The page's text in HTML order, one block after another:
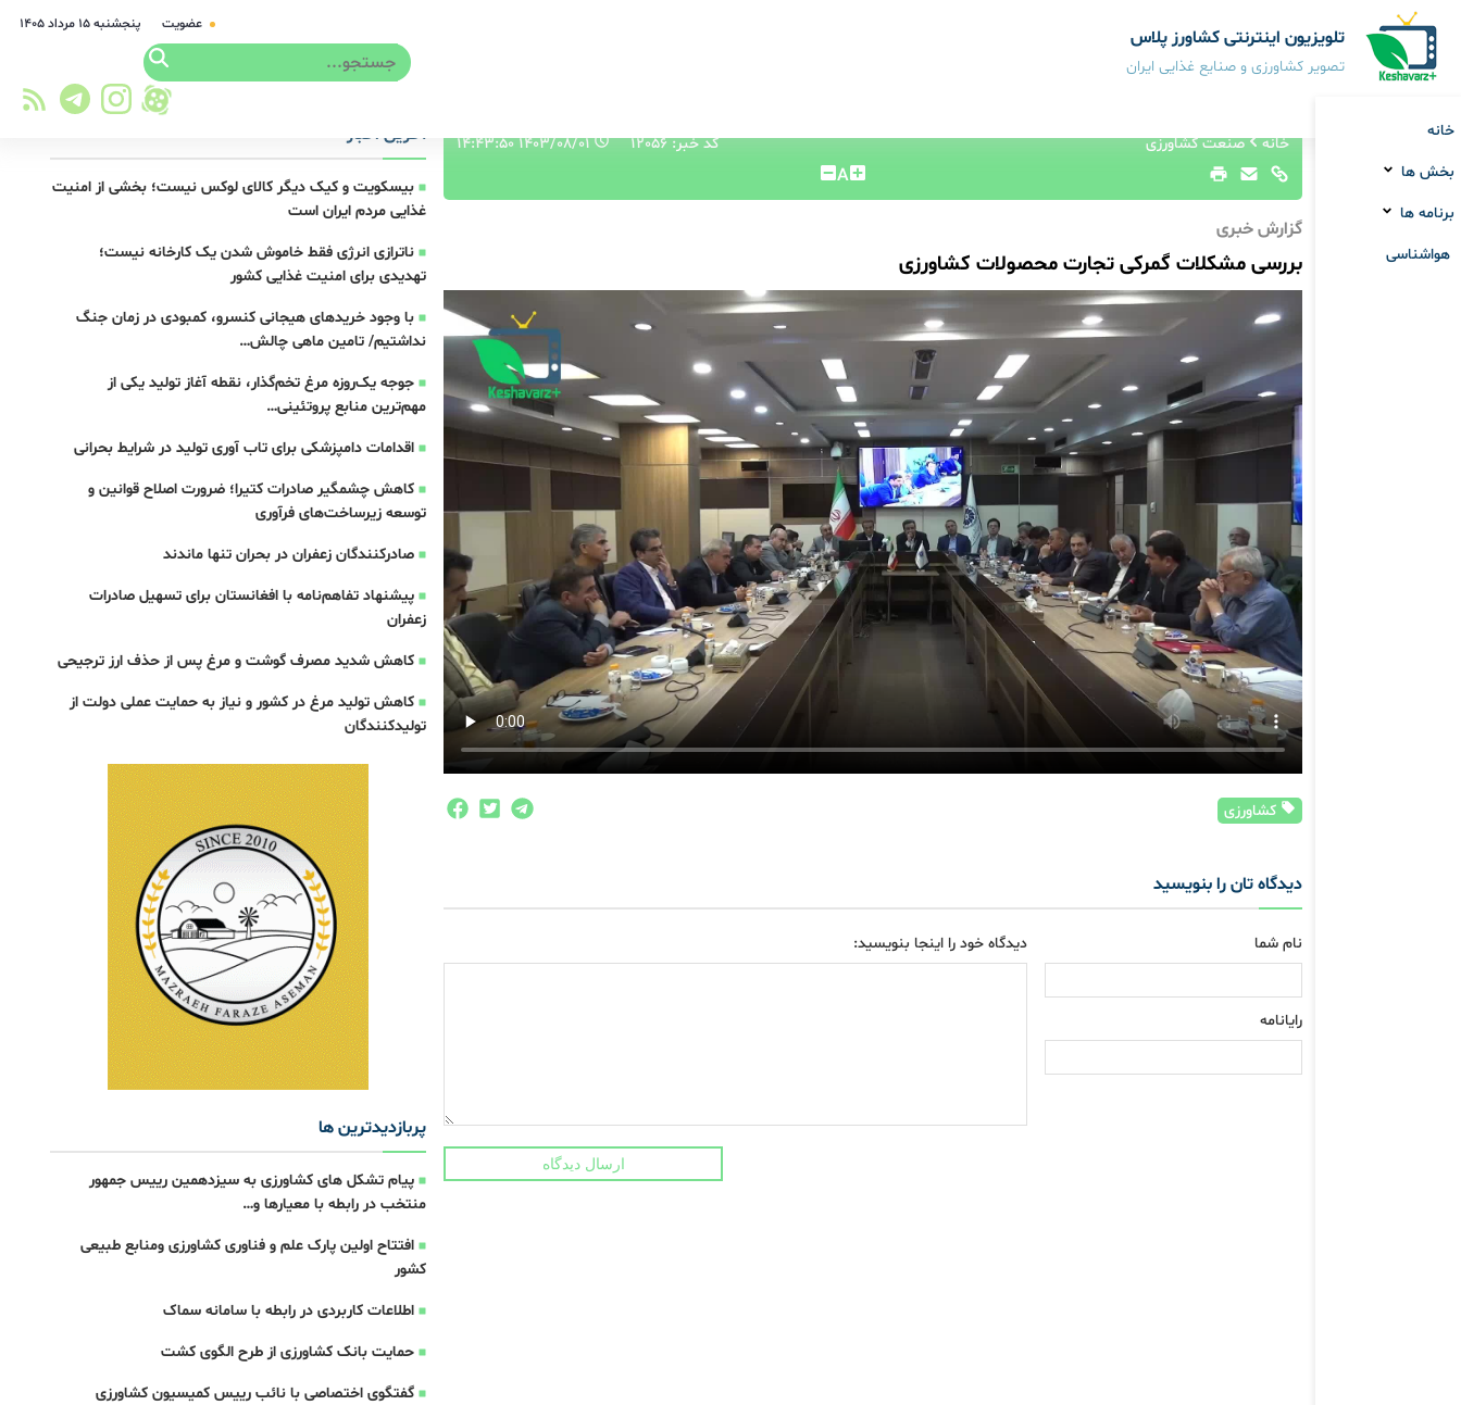
تلویزیون اینترنتی کشاورز پلاس
تصویر کشاورزی و صنایع غذایی ایران
عضویت پنجشنبه ۱۵ مرداد ۱۴۰۵
خانه
بخش ها
برنامه ها
هواشناسی
خانه صنعت کشاورزی کد خبر: 12056 ۱۴۰۳/۰۸/۰۱ ۱۴:۴۳:۵۰
A
گزارش خبری
بررسی مشکلات گمرکی تجارت محصولات کشاورزی
کشاورزی
دیدگاه تان را بنویسید
نام شما
رایانامه
دیدگاه خود را اینجا بنویسید:
ارسال دیدگاه
آخرین اخبار
بیسکویت و کیک دیگر کالای لوکس نیست؛ بخشی از امنیت
غذایی مردم ایران است
ناترازی انرژی فقط خاموش شدن یک کارخانه نیست؛
تهدیدی برای امنیت غذایی کشور
با وجود خریدهای هیجانی کنسرو، کمبودی در زمان جنگ
نداشتیم/ تامین ماهی چالش…
جوجه یک‌روزه مرغ تخم‌گذار، نقطه آغاز تولید یکی از
مهم‌ترین منابع پروتئینی…
اقدامات دامپزشکی برای تاب آوری تولید در شرایط بحرانی
کاهش چشمگیر صادرات کتیرا؛ ضرورت اصلاح قوانین و
توسعه زیرساخت‌های فرآوری
صادرکنندگان زعفران در بحران تنها ماندند
پیشنهاد تفاهم‌نامه با افغانستان برای تسهیل صادرات
زعفران
کاهش شدید مصرف گوشت و مرغ پس از حذف ارز ترجیحی
کاهش تولید مرغ در کشور و نیاز به حمایت عملی دولت از
تولیدکنندگان
پربازدیدترین ها
پیام تشکل های کشاورزی به سیزدهمین رییس جمهور
منتخب در رابطه با معیارها و…
افتتاح اولین پارک علم و فناوری کشاورزی و‌منابع طبیعی
کشور
اطلاعات کاربردی در رابطه با سامانه سماک
حمایت بانک کشاورزی از طرح الگوی کشت
گفتگوی اختصاصی با نائب رییس کمیسیون کشاورزی